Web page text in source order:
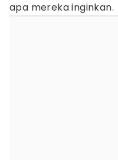
apa mereka inginkan.